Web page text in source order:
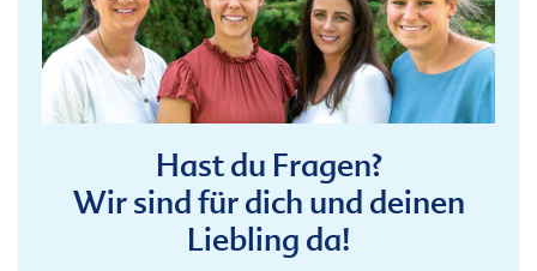
Hast du Fragen?
Wir sind für dich und deinen
Liebling da!